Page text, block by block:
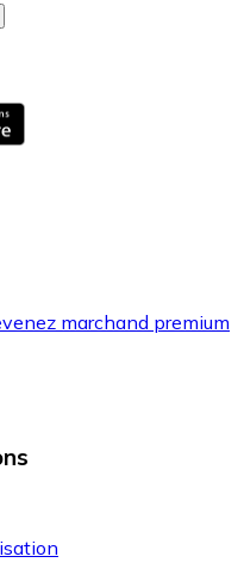
marchand premium